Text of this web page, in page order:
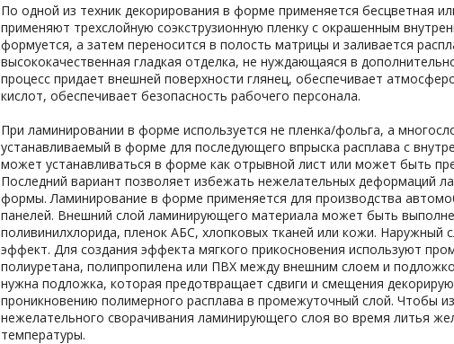
По одной из техник декорирования в форме применяется бесцветная
применяют трехслойную соэкструзионную пленку с окрашенным
формуется, а затем переносится в полость матрицы и заливается
высококачественная гладкая отделка, не нуждающаяся в
процесс придает внешней поверхности глянец, обеспечивает
кислот, обеспечивает безопасность рабочего персонала.
При ламинировании в форме используется не пленка/фольга, а
устанавливаемый в форме для последующего впрыска расплава с
может устанавливаться в форме как отрывной лист или может быть
Последний вариант позволяет избежать нежелательных деформаций
формы. Ламинирование в форме применяется для производства
панелей. Внешний слой ламинирующего материала может быть
поливинилхлорида, пленок АБС, хлопковых тканей или кожи. Наружный
эффект. Для создания эффекта мягкого прикосновения используют
полиуретана, полипропилена или ПВХ между внешним слоем и
нужна подложка, которая предотвращает сдвиги и смещения
проникновению полимерного расплава в промежуточный слой. Чтобы
нежелательного сворачивания ламинирующего слоя во время литья
температуры.